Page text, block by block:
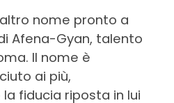
nome pronto a
Afena-Gyan, talento
Il nome è
ai più,
fiducia riposta in lui